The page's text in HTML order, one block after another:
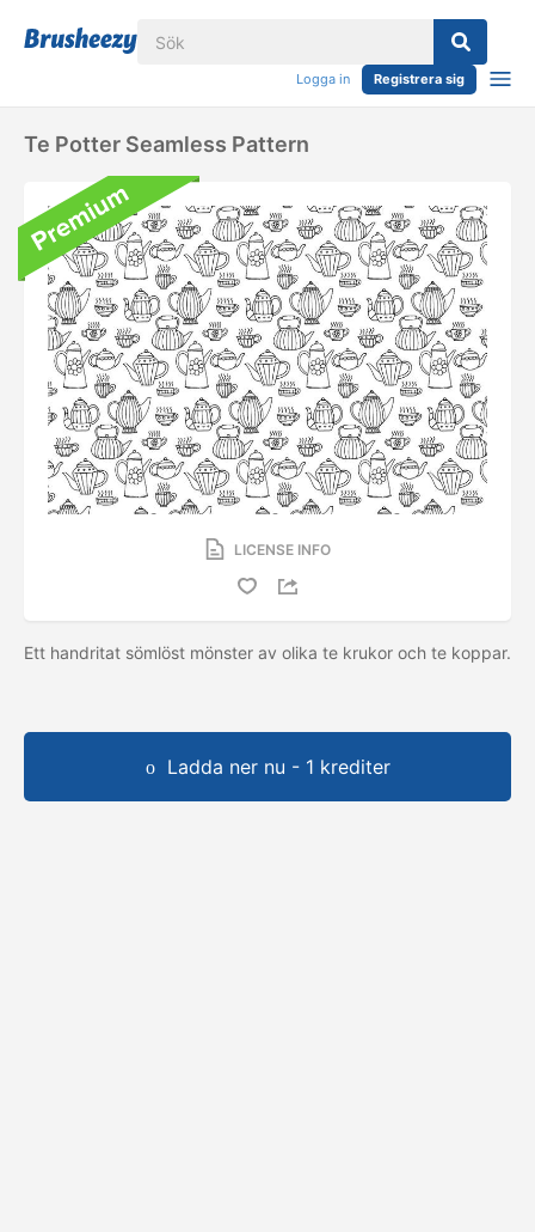
Logga in Registrera sig
Te Potter Seamless Pattern
LICENSE INFO
Ett handritat sömlöst mönster av olika te krukor och te koppar.
Ladda ner nu - 1 krediter